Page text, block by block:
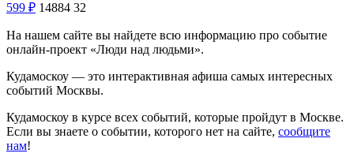
599 ₽ 14884 32
На нашем сайте вы найдете всю информацию про событие
онлайн-проект «Люди над людьми».
Кудамоскоу — это интерактивная афиша самых интересных
событий Москвы.
Кудамоскоу в курсе всех событий, которые пройдут в Москве.
Если вы знаете о событии, которого нет на сайте, сообщите
нам!